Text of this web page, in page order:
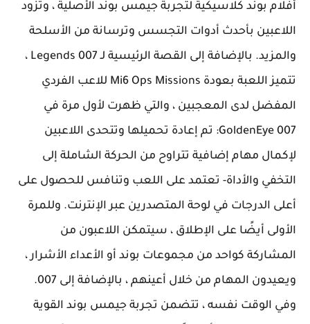
أفلام بوند كلاسيكية لتجربة جيمس بوند الأصلية ، وتزود
اللاعبين بأحدث أدوات التجسس وترسانة من الأسلحة
والمزيد. بالإضافة إلى القصة الرئيسية لـ 007 Legends ،
تتميز اللعبة بعودة Mi6 Ops Missions للاعب الفردي
المفضل لدى المعجبين ، والتي ظهرت لأول مرة في
GoldenEye 007: تم إعادة تحميلها وتتحدى اللاعبين
لإكمال مهام إضافية تتراوح من الحركة الشاملة إلى
التخفي والأداة- تعتمد على اللعب وتنافس للحصول على
أعلى الدرجات في لوحة المتصدرين عبر الإنترنت. وللمرة
الأولى أيضًا على الإطلاق ، سيتمكن اللاعبون من
المشاركة كواحد من مجموعات بوند أو الأعداء الأشرار ،
ويعيدون المهام من خلال أعينهم ، بالإضافة إلى 007.
وفي الوقت نفسه ، تتضمن تجربة جيمس بوند القوية